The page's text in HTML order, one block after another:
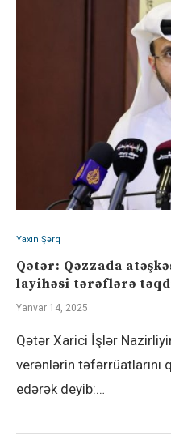
Yaxın Şərq
Qətər: Qəzzada
layihəsi tərəflərə
Yanvar 14, 2025
Qətər Xarici İşlər
verənlərin təfərrüatlarını
edərək deyib:…